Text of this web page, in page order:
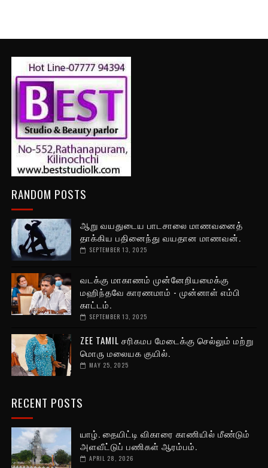
RANDOM POSTS
ஆறு வயதுடைய பாடசாலை மாணவனைத்
தாக்கிய பதினைந்து வயதான மாணவன்.
SEPTEMBER 13, 2025
வடக்கு மாகாணம் முன்னேறியமைக்கு
மஹிந்தவே காரணமாம் - முன்னாள் எம்பி
காட்டம்.
SEPTEMBER 13, 2025
ZEE TAMIL சரிகமப மேடைக்கு செல்லும் மற்று
மொரு மலையக குயில்.
MAY 25, 2025
RECENT POSTS
யாழ். தையிட்டி விகாரை காணியில் மீண்டும்
அளவீட்டுப் பணிகள் ஆரம்பம்.
APRIL 28, 2026